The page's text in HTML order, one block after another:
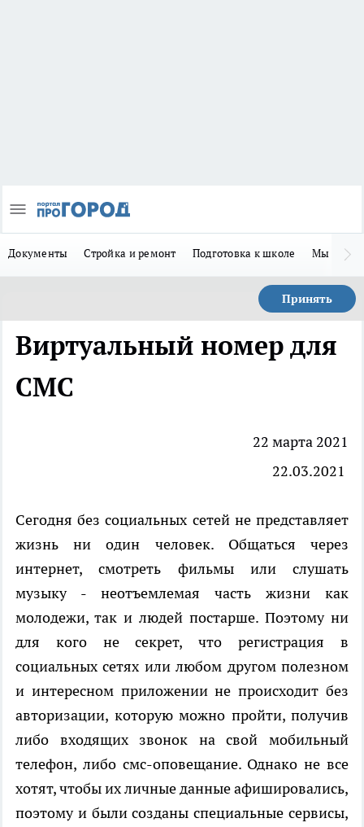
Документы Стройка и ремонт Подготовка к школе Мы в MAX
Принять
Виртуальный номер для
СМС
22 марта 2021
22.03.2021
Сегодня без социальных сетей не представляет
жизнь ни один человек. Общаться через
интернет, смотреть фильмы или слушать
музыку - неотъемлемая часть жизни как
молодежи, так и людей постарше. Поэтому ни
для кого не секрет, что регистрация в
социальных сетях или любом другом полезном
и интересном приложении не происходит без
авторизации, которую можно пройти, получив
либо входящих звонок на свой мобильный
телефон, либо смс-оповещание. Однако не все
хотят, чтобы их личные данные афишировались,
поэтому и были созданы специальные сервисы,